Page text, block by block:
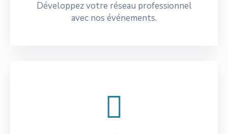
Développez votre réseau professionnel
avec nos événements.